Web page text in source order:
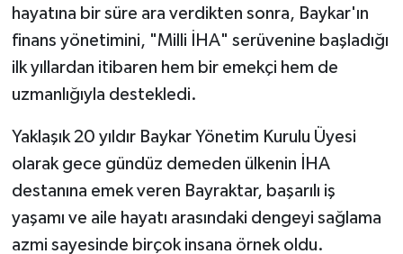
hayatına bir süre ara verdikten sonra, Baykar'ın
finans yönetimini, "Milli İHA" serüvenine başladığı
ilk yıllardan itibaren hem bir emekçi hem de
uzmanlığıyla destekledi.
Yaklaşık 20 yıldır Baykar Yönetim Kurulu Üyesi
olarak gece gündüz demeden ülkenin İHA
destanına emek veren Bayraktar, başarılı iş
yaşamı ve aile hayatı arasındaki dengeyi sağlama
azmi sayesinde birçok insana örnek oldu.